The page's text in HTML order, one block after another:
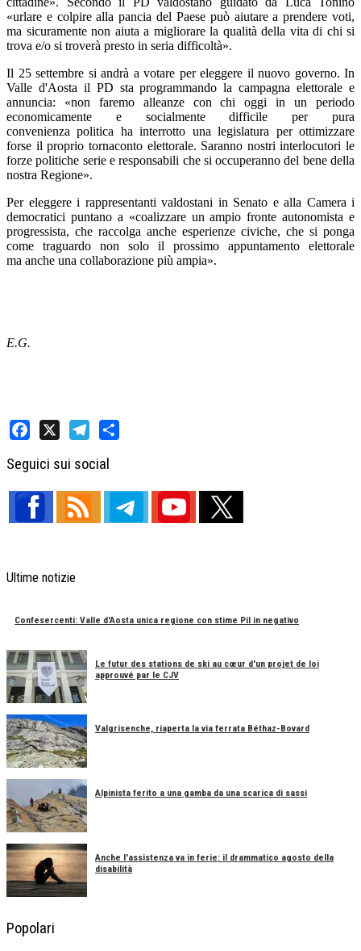
«urlare e colpire alla pancia del Paese può aiutare a prendere voti,
ma sicuramente non aiuta a migliorare la qualità della vita di chi si
trova e/o si troverà presto in seria difficoltà».
Il 25 settembre si andrà a votare per eleggere il nuovo governo. In
Valle d'Aosta il PD sta programmando la campagna elettorale e
annuncia: «non faremo alleanze con chi oggi in un periodo
economicamente e socialmente difficile per pura
convenienza politica ha interrotto una legislatura per ottimizzare
forse il proprio tornaconto elettorale. Saranno nostri interlocutori le
forze politiche serie e responsabili che si occuperanno del bene della
nostra Regione».
Per eleggere i rappresentanti valdostani in Senato e alla Camera i
democratici puntano a «coalizzare un ampio fronte autonomista e
progressista, che raccolga anche esperienze civiche, che si ponga
come traguardo non solo il prossimo appuntamento elettorale
ma anche una collaborazione più ampia».
E.G.
Seguici sui social
Ultime notizie
Confesercenti: Valle d'Aosta unica regione con stime Pil in negativo
Le futur des stations de ski au cœur d'un projet de loi
approuvé par le CJV
Valgrisenche, riaperta la via ferrata Béthaz-Bovard
Alpinista ferito a una gamba da una scarica di sassi
Anche l'assistenza va in ferie: il drammatico agosto della
disabilità
Popolari